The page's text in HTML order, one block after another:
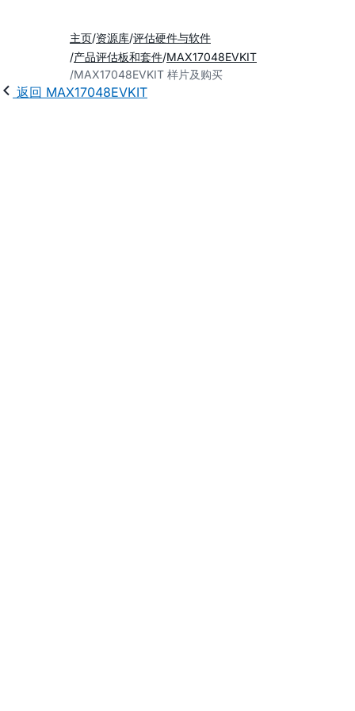
主页 资源库 评估硬件与软件
产品评估板和套件 MAX17048EVKIT
MAX17048EVKIT 样片及购买
返回 MAX17048EVKIT